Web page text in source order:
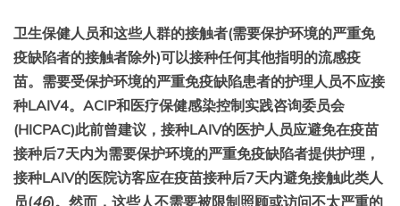
卫生保健人员和这些人群的接触者(需要保护环境的严重免
疫缺陷者的接触者除外)可以接种任何其他指明的流感疫
苗。需要受保护环境的严重免疫缺陷患者的护理人员不应接
种LAIV4。ACIP和医疗保健感染控制实践咨询委员会
(HICPAC)此前曾建议， 接种LAIV的医护人员应避免在疫苗
接种后7天内为需要保护环境的严重免疫缺陷者提供护理，
接种LAIV的医院访客应在疫苗接种后7天内避免接触此类人
员(46)。 然而，这些人不需要被限制照顾或访问不太严重的